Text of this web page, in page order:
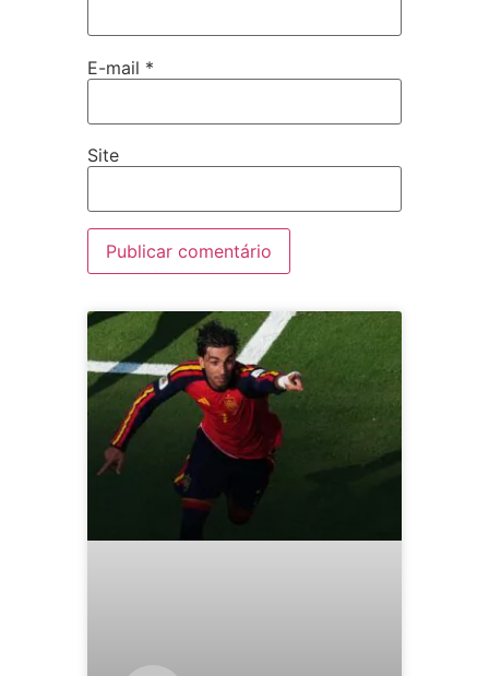
E-mail *
Site